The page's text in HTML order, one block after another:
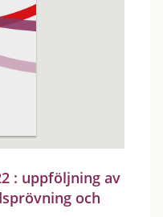
: uppföljning av
och